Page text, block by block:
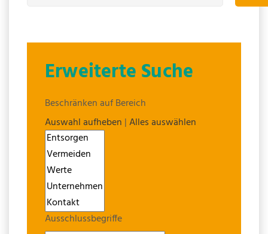
Erweiterte Suche
Beschränken auf Bereich
Auswahl aufheben |Alles auswählen
Ausschlussbegriffe